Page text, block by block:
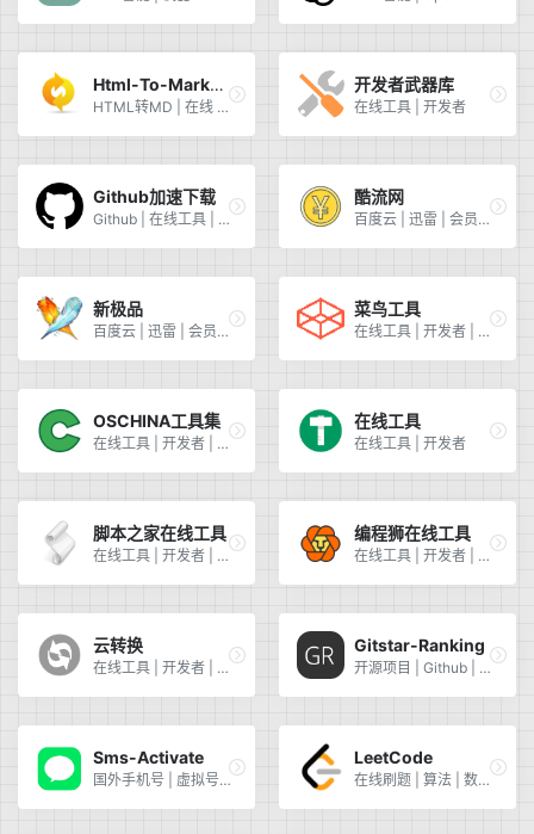
Html-To-Markdown
HTML转MD | 在线 | 网址 | 文件
开发者武器库
在线工具 | 开发者
Github加速下载
Github | 在线工具 | 开发者
酷流网
百度云 | 迅雷 | 会员 | 自动发卡
新极品
百度云 | 迅雷 | 会员 | 自动发卡
菜鸟工具
在线工具 | 开发者 | 菜鸟工具
OSCHINA工具集
在线工具 | 开发者 | 开源中国
在线工具
在线工具 | 开发者
脚本之家在线工具
在线工具 | 开发者 | 脚本之家
编程狮在线工具
在线工具 | 开发者 | 编程狮
云转换
在线工具 | 开发者 | 格式转换
Gitstar-Ranking
开源项目 | Github | 排名
Sms-Activate
国外手机号 | 虚拟号码 | 收短信
LeetCode
在线刷题 | 算法 | 数据结构 | 力扣